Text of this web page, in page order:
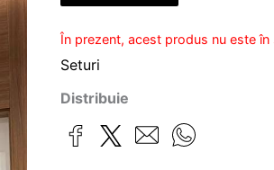
În prezent, acest produs nu este
Seturi
Distribuie